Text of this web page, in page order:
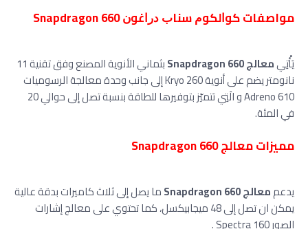
مواصفات ﻛﻮﺍﻟﻜﻮﻡ ﺳﻨﺎﺏ ﺩﺭﺍﻏﻮﻥ Snapdragon 660
يَأْتِيمعالج Snapdragon 660
بثماني الأنوية المصنع وفق تقنية 11
نانومتر يضم على أنوية Kryo 260 إلى جانب وحدة معالجة الرسوميات
Adreno 610 و الَتِي تتميّز بتوفيرها للطاقة بنسبة تصل إلى حوالي 20
في المئة.
مميزات معالج Snapdragon 660
يدعممعالج Snapdragon 660
ما يصل إلى ثلاث كاميرات بدقة عالية
يمكن ان تصل إلى 48 ميجابيكسل، كما تحتوي على معالج إشارات
الصور Spectra 160 .